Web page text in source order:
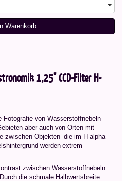
Warenkorb
1,25" CCD-Filter H-
Fotografie von Wasserstoffnebeln
aber auch von Orten mit
zwischen Objekten, die im H-alpha
werden extrem
zwischen Wasserstoffnebeln
die schmale Halbwertsbreite